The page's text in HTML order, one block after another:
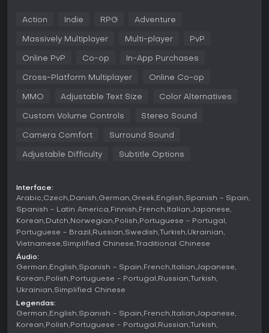
recursos. A construção de bases é um dos pilares do jogo,
reforçados contra ataques de outros jogadores. Os
improvisadas ou fabricadas, enquanto a movimentação
progresso envolve a coleta de projetos e o aprimoramento
de equipamentos ao longo das sessões. A versão next-gen
desempenho mais fluido em relação ao lançamento original
mais responsivos em momentos intensos.
No Xbox, Rust funciona em servidores multiplayer
persistentes, onde todos os jogadores compartilham o
mesmo mundo. Esses servidores passam por wipes
periódicos que reiniciam o progresso e incentivam
recomeços. A experiência padrão combina desafios de
jogador contra o ambiente com interações entre jogadores,
sem variantes separadas como modos primitivos ou
modificados no console. Os servidores variam em
população e regras definidas pelos administradores, mas o
ciclo fundamental permanece o mesmo em todas as
mapas maiores e novos monumentos na versão next-gen,
Action Indie RPG Adventure
Massively Multiplayer Multi-player PvP
Online PvP Co-op In-App Purchases
Cross-Platform Multiplayer Online Co-op
MMO Adjustable Text Size Color Alternatives
Custom Volume Controls Stereo Sound
Camera Comfort Surround Sound
Adjustable Difficulty Subtitle Options
Interface:
Arabic Czech Danish German Greek English Spanish - Spain
Spanish - Latin America Finnish French Italian Japanese
Korean Dutch Norwegian Polish Portuguese - Portugal
Portuguese - Brazil
Russian Swedish Turkish Ukrainian
Vietnamese Simplified Chinese
Traditional Chinese
Áudio:
German English Spanish - Spain French Italian Japanese
Korean Polish Portuguese - Portugal Russian
Turkish
Ukrainian Simplified Chinese
Legendas:
German English Spanish - Spain French Italian Japanese
Korean Polish Portuguese - Portugal Russian
Turkish